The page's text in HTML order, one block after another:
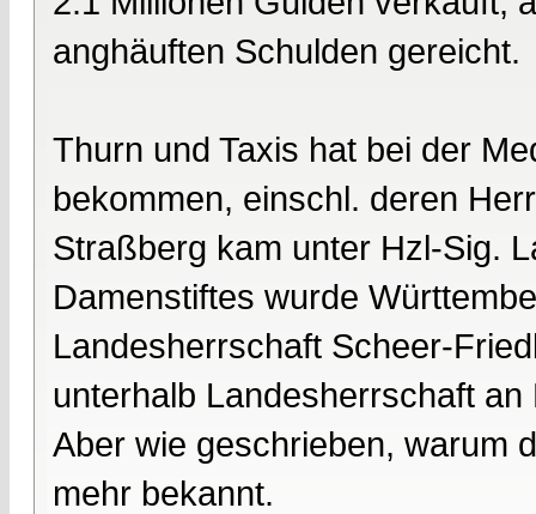
anghäuften Schulden gereicht.
Thurn und Taxis hat bei der
bekommen, einschl. deren
Straßberg kam unter Hzl-Sig.
Damenstiftes wurde
Landesherrschaft Scheer-
unterhalb Landesherrschaft an
Aber wie geschrieben, warum
mehr bekannt.